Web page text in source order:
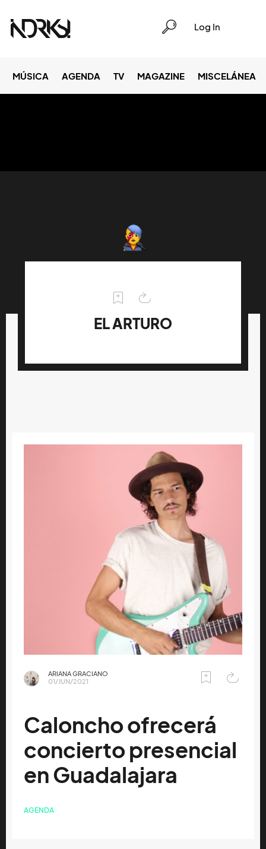
Log In
MÚSICA AGENDA TV MAGAZINE MISCELÁNEA
EL ARTURO
ARIANA GRACIANO
01/JUN/2021
Caloncho ofrecerá
concierto presencial
en Guadalajara
AGENDA